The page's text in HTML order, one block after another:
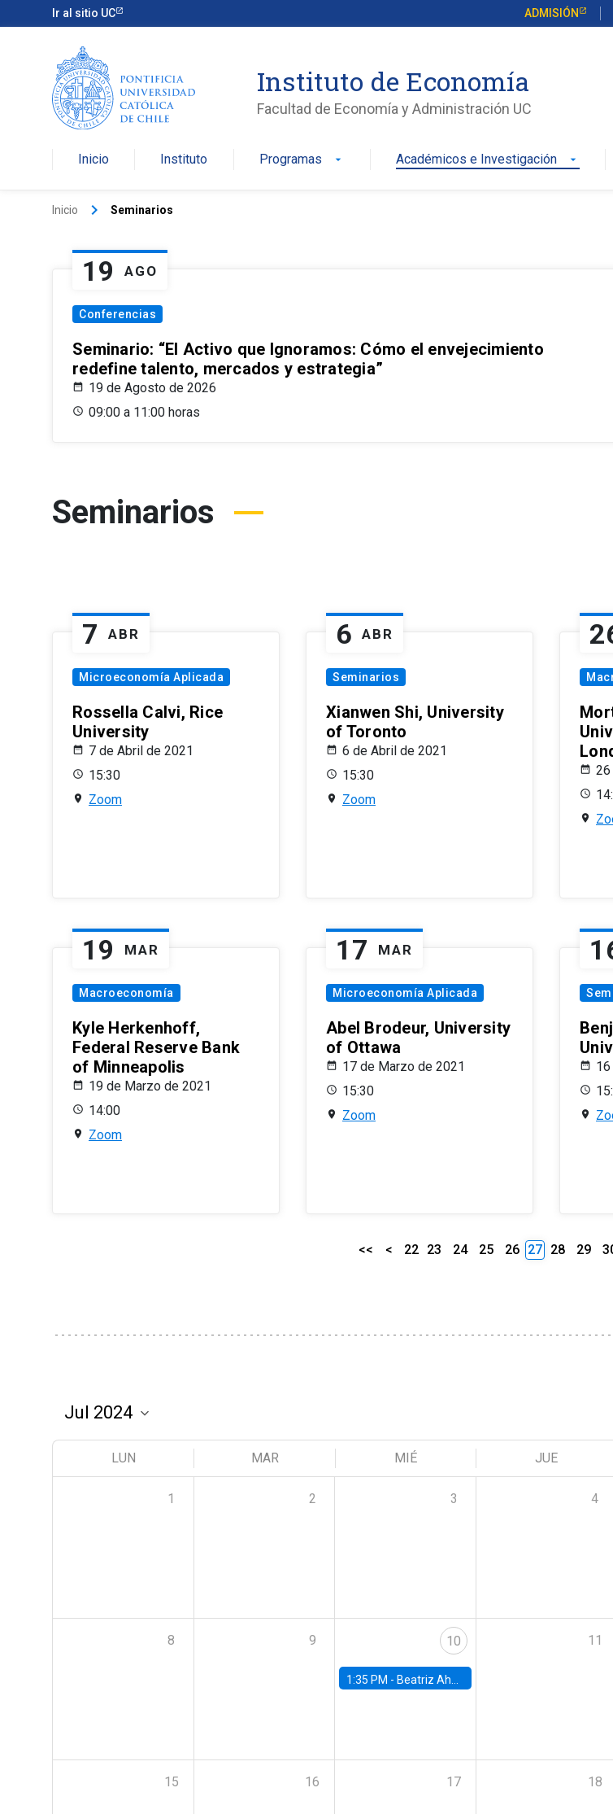
Ir al sitio UC ADMISIÓN
Instituto de Economía
Facultad de Economía y Administración UC
Inicio Instituto Programas arrow_drop_down Académicos e Investigación arrow_drop_down
Inicio keyboard_arrow_right Seminarios
19 AGO
Conferencias
Seminario: “El Activo que Ignoramos: Cómo el envejecimiento
redefine talento, mercados y estrategia”
19 de Agosto de 2026
09:00 a 11:00 horas
Seminarios
7 ABR
Microeconomía Aplicada
Rossella Calvi, Rice
University
7 de Abril de 2021
15:30
Zoom
6 ABR
Seminarios
Xianwen Shi, University
of Toronto
6 de Abril de 2021
15:30
Zoom
26
19 MAR
Macroeconomía
Kyle Herkenhoff,
Federal Reserve Bank
of Minneapolis
19 de Marzo de 2021
14:00
Zoom
17 MAR
Microeconomía Aplicada
Abel Brodeur, University
of Ottawa
17 de Marzo de 2021
15:30
Zoom
<< < 22 23 24 25 26 27 28 29
LUN MAR MIÉ JUE
1 2 3 4
8 9 10
1:35 PM - Beatriz Ahumada, PhD candidate, Universidad de Pittsburgh
11
15 16 17 18